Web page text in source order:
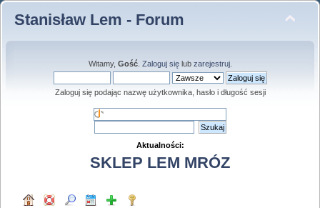
Stanisław Lem - Forum
Witamy, Gość. Zaloguj sięlub zarejestruj.
Zaloguj się podając nazwę użytkownika, hasło i długość sesji
Aktualności:
SKLEP LEM MRÓZ